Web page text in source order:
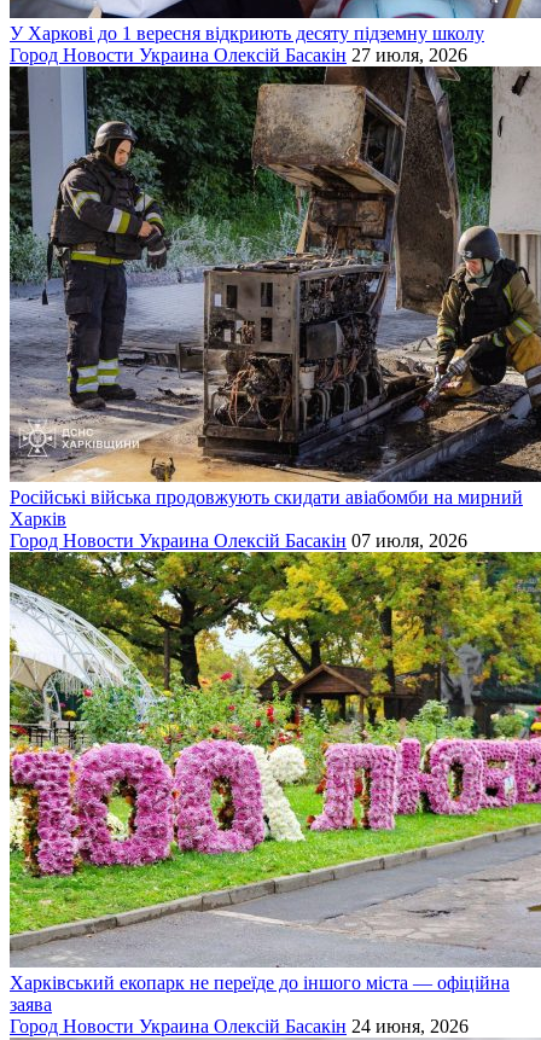
У Харкові до 1 вересня відкриють десяту підземну школу
Город Новости Украина Олексій Басакін 27 июля, 2026
Російські війська продовжують скидати авіабомби на мирний
Харків
Город Новости Украина Олексій Басакін 07 июля, 2026
Харківський екопарк не переїде до іншого міста — офіційна
заява
Город Новости Украина Олексій Басакін 24 июня, 2026